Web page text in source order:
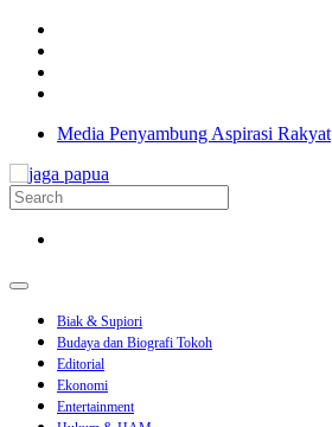
Media Penyambung Aspirasi Rakyat
Biak & Supiori
Budaya dan Biografi Tokoh
Editorial
Ekonomi
Entertainment